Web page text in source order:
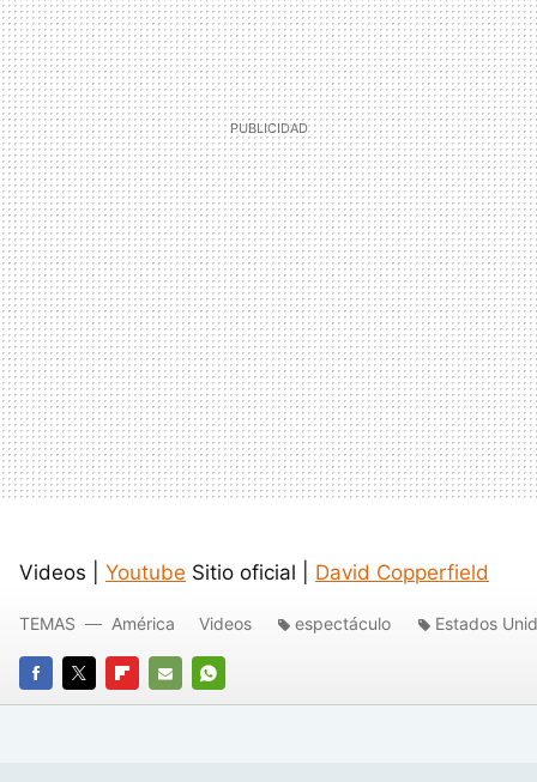
Videos | Youtube Sitio oficial | David Copperfield
FACEBOOK
TWITTERFLIPBOARD
E-
WHATSAPP
TEMAS América Videos espectáculo Estados